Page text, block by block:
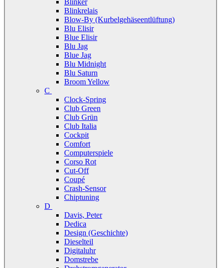
Blinker
Blinkrelais
Blow-By (Kurbelgehäseentlüftung)
Blu Elisir
Blue Elisir
Blu Jag
Blue Jag
Blu Midnight
Blu Saturn
Broom Yellow
C
Clock-Spring
Club Green
Club Grün
Club Italia
Cockpit
Comfort
Computerspiele
Corso Rot
Cut-Off
Coupé
Crash-Sensor
Chiptuning
D
Davis, Peter
Dedica
Design (Geschichte)
Dieselteil
Digitaluhr
Domstrebe